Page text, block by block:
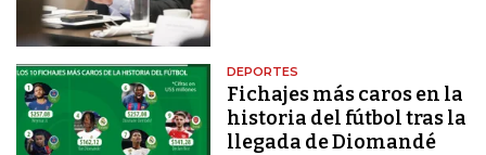
DEPORTES
Fichajes más caros en la
historia del fútbol tras la
llegada de Diomandé